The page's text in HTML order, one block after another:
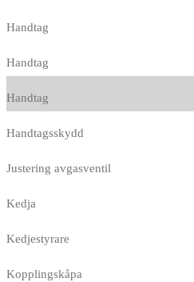
Handtag
Handtag
Handtag
Handtagsskydd
Justering avgasventil
Kedja
Kedjestyrare
Kopplingskåpa